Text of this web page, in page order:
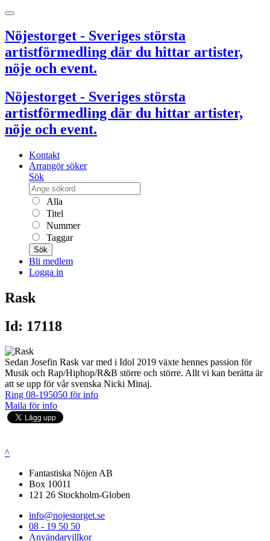
Nöjestorget - Sveriges största
artistförmedling där du hittar artister,
nöje och event.
Nöjestorget - Sveriges största
artistförmedling där du hittar artister,
nöje och event.
Kontakt
Arrangör söker
Sök
Alla
Titel
Nummer
Taggar
Sök
Bli medlem
Logga in
Rask
Id: 17118
Sedan Josefin Rask var med i Idol 2019 växte hennes passion för
Musik och Rap/Hiphop/R&B större och större. Allt vi kan berätta är
att se upp för vår svenska Nicki Minaj.
Ring 08-195050 för info
Maila för info
^
Fantastiska Nöjen AB
Box 10011
121 26 Stockholm-Globen
info@nojestorget.se
08 - 19 50 50
Användarvillkor